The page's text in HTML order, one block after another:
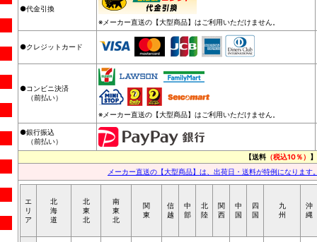
●代金引換
※メーカー直送の【大型商品】はご利用いただけません。
●クレジットカード
●コンビニ決済
（前払い）
※メーカー直送の【大型商品】はご利用いただけません。
●銀行振込
（前払い）
【送料 （税込10％） 】
メーカー直送の【大型商品】は、出荷日・送料が特例になりま
エ
リ
ア
北
海
道
北
東
北
南
東
北
関
東
信
越
中
部
北
陸
関
西
中
国
四
国
九
州
沖
縄